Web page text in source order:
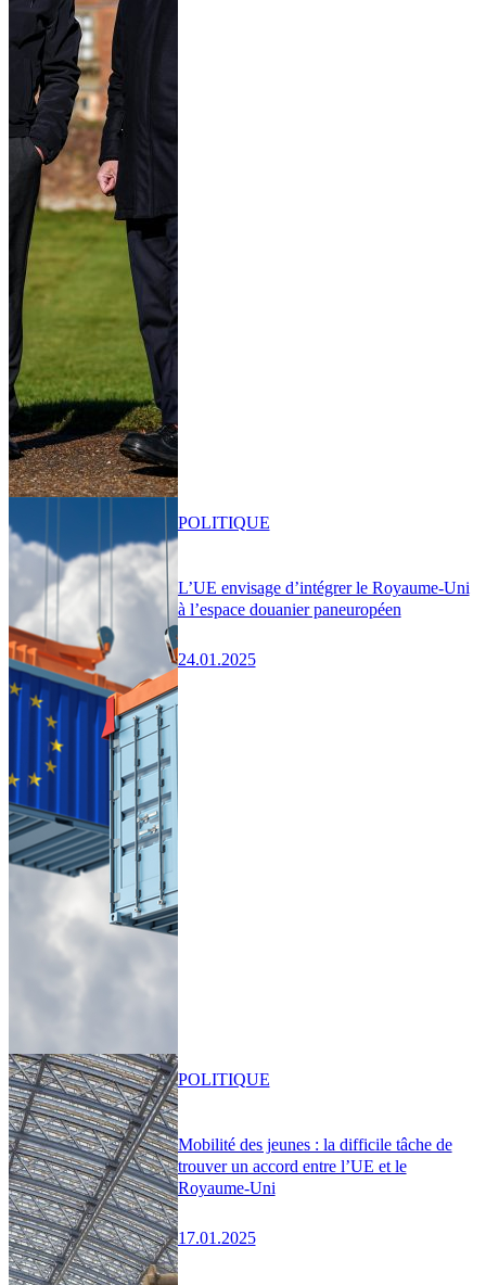
L’UE envisage d’intégrer le Royaume-Uni
à l’espace douanier paneuropéen
24.01.2025
POLITIQUE
Mobilité des jeunes : la difficile tâche de
trouver un accord entre l’UE et le
Royaume-Uni
17.01.2025
POLITIQUE